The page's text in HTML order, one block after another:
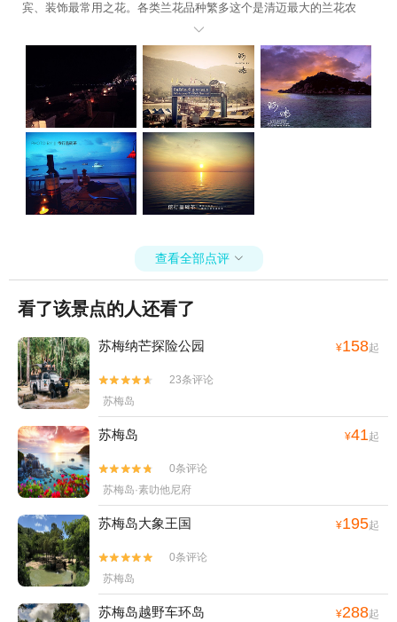
宾、装饰最常用之花。各类兰花品种繁多这个是清迈最大的兰花农
场，在这里，你几乎能看到泰国所有的兰花品种。包括世界上最漂亮
的和最罕见的物种，万兰带大花的纯白色兰花。这里还有一个蝴蝶园
和一些珍贵的暹罗猫和狗。除了可以观赏美丽的兰花外，这个农场还
有很多纪念品，比如金色的兰花和蝴蝶装饰品。可报一日游前往去这
里的游客大都是报的一日游，其中的一项，不用特意去，各种纪念品
也不推荐购买。苏梅岛蝴蝶园有一个蝴蝶放养园和展示昆虫标本的博
物馆，园内飞舞的蝴蝶让人赏心悦目，来此的游客都不约而同的拿起
相机，记录了蝴蝶的美丽身影，拍摄了它们最美丽的瞬间。这些热心
的蝴蝶会飞到你的面前，甚至会停在你的手臂或者肩膀上，这也算是
对游客的一种欢迎方式吧！昆虫博物馆则展示了园内的蝴蝶和昆虫的
种类、生活环境以及习性，让游客从方方面面了解这些可爱的生灵。
万不要忘记了带相机！

查看全部点评 
看了该景点的人还看了
苏梅纳芒探险公园 ¥158起


23条评论
苏梅岛
苏梅岛 ¥41起


0条评论
苏梅岛·素叻他尼府
苏梅岛大象王国 ¥195起


0条评论
苏梅岛
苏梅岛越野车环岛 ¥288起